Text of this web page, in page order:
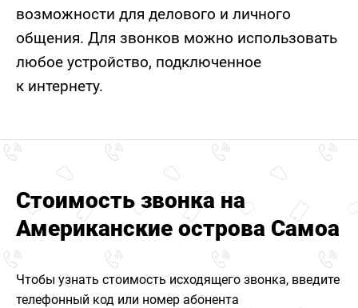
возможности для делового и личного
общения. Для звонков можно использовать
любое устройство, подключенное
к интернету.
Стоимость звонка на
Американские острова Самоа
Чтобы узнать стоимость исходящего звонка, введите
телефонный код или номер абонента